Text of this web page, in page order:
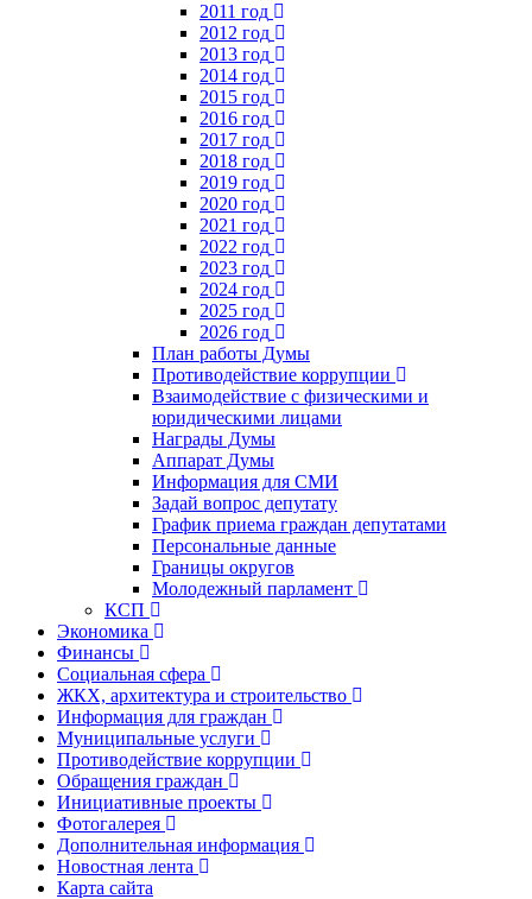
2011 год
2012 год
2013 год
2014 год
2015 год
2016 год
2017 год
2018 год
2019 год
2020 год
2021 год
2022 год
2023 год
2024 год
2025 год
2026 год
План работы Думы
Противодействие коррупции
Взаимодействие с физическими и
юридическими лицами
Награды Думы
Аппарат Думы
Информация для СМИ
Задай вопрос депутату
График приема граждан депутатами
Персональные данные
Границы округов
Молодежный парламент
КСП
Экономика
Финансы
Социальная сфера
ЖКХ, архитектура и строительство
Информация для граждан
Муниципальные услуги
Противодействие коррупции
Обращения граждан
Инициативные проекты
Фотогалерея
Дополнительная информация
Новостная лента
Карта сайта